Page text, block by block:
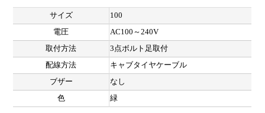
サイズ
100
電圧
AC100～240V
取付方法
3点ボルト足取付
配線方法
キャブタイヤケーブル
ブザー
なし
色
緑